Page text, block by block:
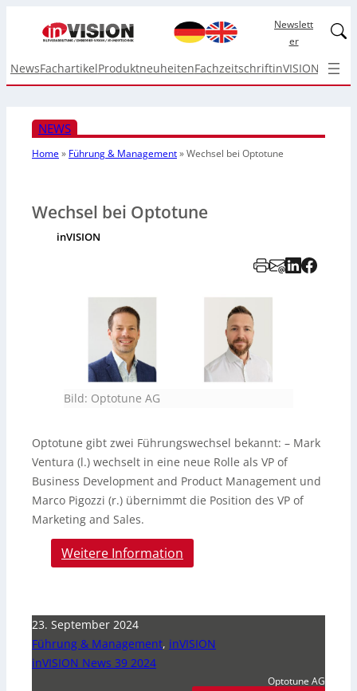
Newslett
er
NewsFachartikelProduktneuheitenFachzeitschriftinVISION Top
NEWS
Home» Führung & Management»Wechsel bei Optotune
Wechsel bei Optotune
inVISION
Bild: Optotune AG
Optotune gibt zwei Führungswechsel bekannt: – Mark
Ventura (l.) wechselt in eine neue Rolle als VP of
Business Development and Product Management und
Marco Pigozzi (r.) übernimmt die Position des VP of
Marketing and Sales.
Weitere Information
23. September 2024
Führung & Management, inVISION
inVISION News 39 2024
Optotune AG